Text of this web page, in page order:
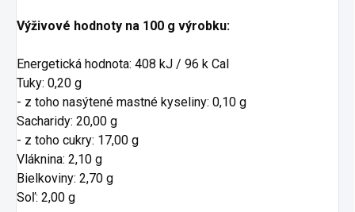
Výživové hodnoty na 100 g výrobku:
Energetická hodnota: 408 kJ / 96 k Cal
Tuky: 0,20 g
- z toho nasýtené mastné kyseliny: 0,10 g
Sacharidy: 20,00 g
- z toho cukry: 17,00 g
Vláknina: 2,10 g
Bielkoviny: 2,70 g
Soľ: 2,00 g